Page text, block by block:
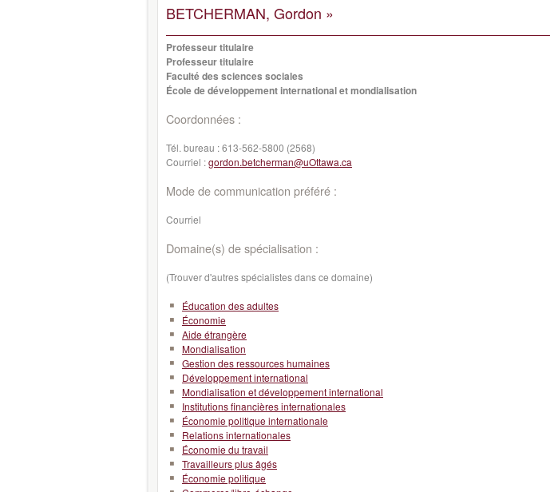
BETCHERMAN, Gordon »
Professeur titulaire
Professeur titulaire
Faculté des sciences sociales
École de développement international et mondialisation
Coordonnées :
Tél. bureau :613-562-5800 (2568)
Courriel :gordon.betcherman@uOttawa.ca
Mode de communication préféré :
Courriel
Domaine(s) de spécialisation :
(Trouver d'autres spécialistes dans ce domaine)
Éducation des adultes
Économie
Aide étrangère
Mondialisation
Gestion des ressources humaines
Développement international
Mondialisation et développement international
Institutions financières internationales
Économie politique internationale
Relations internationales
Économie du travail
Travailleurs plus âgés
Économie politique